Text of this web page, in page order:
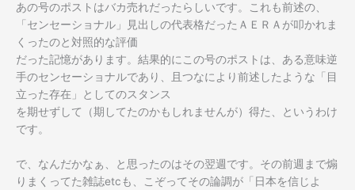
あの号のポストはバカ売れだったらしいです。これも前述の、
「センセーショナル」見出しの代表格だったＡＥＲＡが叩かれま
くったのと対照的な評価
だった記憶があります。結果的にこの号のポストは、ある意味逆
手のセンセーショナルであり、且つなにより前述したような「目
立った存在」としてのスタンス
を期せずして（期してたのかもしれませんが）得た、というわけ
です。
で、なんだかなぁ、と思ったのはその翌週です。その前週まで煽
りまくってた雑誌etcも、こぞってその論調が「日本を信じよ